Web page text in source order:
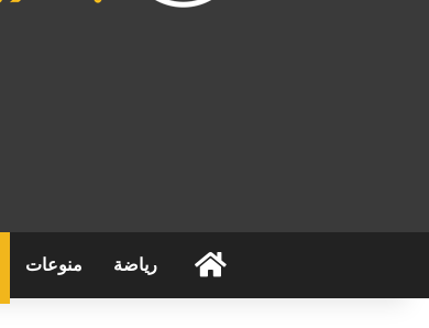
الرئيسيةرياضة منوعات